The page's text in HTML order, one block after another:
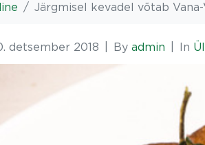
Järgmisel kevadel võtab
detsember 2018 By admin In